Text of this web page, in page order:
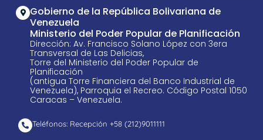
Gobierno de la República Bolivariana de
Venezuela
Ministerio del Poder Popular de Planificación
Dirección: Av. Francisco Solano López con 3era
Transversal de Las Delicias,
Torre del Ministerio del Poder Popular de
Planificación
(antigua Torre Financiera del Banco Industrial de
Venezuela), Parroquia el Recreo. Código Postal 1050
Caracas – Venezuela.
Teléfonos: Recepción +58 ​(212)9011111